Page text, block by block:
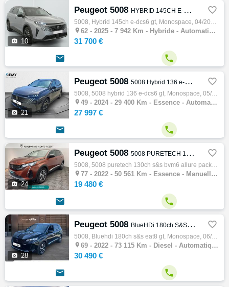
 10
Peugeot 5008 HYBRID 145CH E-DCS6 GT 
5008, Hybrid 145ch e-dcs6 gt, Monospace, 04/2025, 136ch, 7cv, 7942 km, 5 portes, Hybride, Boite de vitesse automatique, Abs, Alarme, Couleu…
 62 - 2025 - 7 942 Km - Hybride - Automatique - Monospace
31 700 €
 
 21
Peugeot 5008 5008 Hybrid 136 e-DCS6 GT 
5008, 5008 hybrid 136 e-dcs6 gt, Monospace, 05/2024, 136ch, 7cv, 29400 km, 5 portes, 7 places, Essence, Boite de vitesse automatique, Régul…
 49 - 2024 - 29 400 Km - Essence - Automatique - Monospace
27 997 €
 
 24
Peugeot 5008 5008 PURETECH 130CH S&S BVM6 ALLURE PACK 
5008, 5008 puretech 130ch s&s bvm6 allure pack, Monospace, 11/2022, 130ch, 7cv, 50561 km, 5 portes, 5 places, Essence, Boite de vitesse man…
 77 - 2022 - 50 561 Km - Essence - Manuelle - Monospace
19 480 €
 
 28
Peugeot 5008 BlueHDi 180ch S&S EAT8 GT 
5008, Bluehdi 180ch s&s eat8 gt, Monospace, 06/2022, 179ch, 9cv, 73115 km, 5 portes, 7 places, Diesel, Boite de vitesse automatique, Abs, E…
 69 - 2022 - 73 115 Km - Diesel - Automatique - Monospace
30 490 €
 